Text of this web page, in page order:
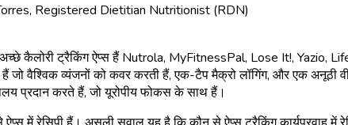
, Registered Dietitian Nutritionist (RDN)
कैलोरी ट्रैकिंग ऐप्स हैं Nutrola, MyFitnessPal, Lose It!,
हैं जो वैश्विक व्यंजनों को कवर करती हैं, एक-टैप मैक्रो लॉगिंग, और एक
प्रदान करते हैं, जो यूरोपीय फोकस के साथ हैं।